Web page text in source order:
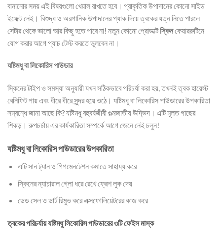
বানানোর সময় এই বিষয়গুলো খেয়াল রাখতে হবে। প্রাকৃতিক উপাদানের কোনো সাইড
ইফেক্ট নেই। বিশুদ্ধ ও অরগানিক উপাদানের প্যাক দিয়ে ত্বকের যত্ন নিতে পারলে
সেটার থেকে ভালো আর কিছু হতে পারে না! নতুন কোনো প্রোডাক্টস্কিনকেয়াররুটিনে
যোগ করার আগে প্যাচ টেস্ট করতে ভুলবেন না।
যষ্টিমধু বা লিকোরিস পাউডার
স্কিনের টাইপ ও সমস্যা অনুযায়ী যখন সঠিকভাবে পরিচর্যা করা হয়, তখনই ত্বক হায়েস্ট
বেনিফিট পায় এবং ধীরে ধীরে সুন্দর হয়ে ওঠে। যষ্টিমধু বা লিকোরিস পাউডারের উপকারিতা
সম্বন্ধে জানা আছে কি? যষ্টিমধু বহুবর্ষজীবী গুল্মজাতীয় উদ্ভিদ। এটি মূলত গাছের
শিকড়। রুপচর্চায় এর কার্যকারিতা সম্পর্কে আগে জেনে নেই চলুন!
যষ্টিমধু বা লিকোরিস পাউডারের উপকারিতা
এটি সান ট্যান ও পিগমেনটেশন কমাতে সাহায্য করে
স্কিনের ন্যাচারাল গ্লো ধরে রেখে ফ্রেশ লুক দেয়
ডেড সেল ও ডার্ট রিমুভ করে এক্সফোলিয়েটরের কাজ করে
ত্বকের পরিচর্যায় যষ্টিমধু লিকোরিস পাউডারের ৩টি ফেইস মাস্ক